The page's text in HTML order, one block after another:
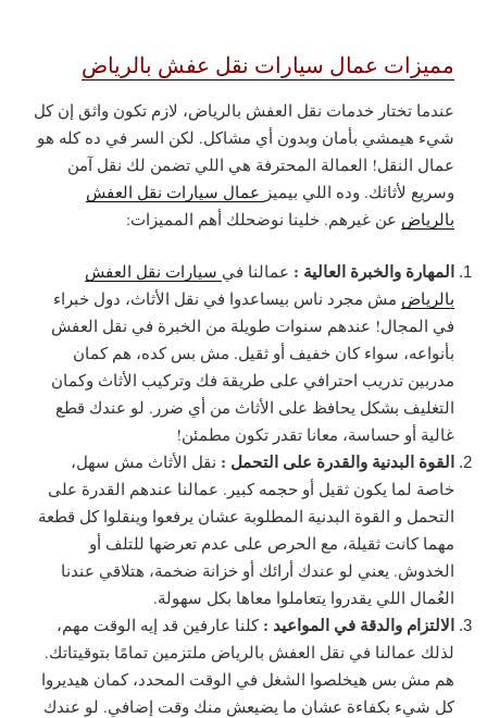
مميزات عمال سيارات نقل عفش بالرياض
عندما تختار خدمات نقل العفش بالرياض، لازم تكون واثق إن كل
شيء هيمشي بأمان وبدون أي مشاكل. لكن السر في ده كله هو
عمال النقل! العمالة المحترفة هي اللي تضمن لك نقل آمن
وسريع لأثاثك. وده اللي بيميز عمال سيارات نقل العفش
بالرياض عن غيرهم. خلينا نوضحلك أهم المميزات:
المهارة والخبرة العالية : عمالنا في سيارات نقل العفش
بالرياض مش مجرد ناس بيساعدوا في نقل الأثاث، دول خبراء
في المجال! عندهم سنوات طويلة من الخبرة في نقل العفش
بأنواعه، سواء كان خفيف أو ثقيل. مش بس كده، هم كمان
مدربين تدريب احترافي على طريقة فك وتركيب الأثاث وكمان
التغليف بشكل يحافظ على الأثاث من أي ضرر. لو عندك قطع
غالية أو حساسة، معانا تقدر تكون مطمئن!
القوة البدنية والقدرة على التحمل : نقل الأثاث مش سهل،
خاصة لما يكون ثقيل أو حجمه كبير. عمالنا عندهم القدرة على
التحمل و القوة البدنية المطلوبة عشان يرفعوا وينقلوا كل قطعة
مهما كانت ثقيلة، مع الحرص على عدم تعرضها للتلف أو
الخدوش. يعني لو عندك أرائك أو خزانة ضخمة، هتلاقي عندنا
العُمال اللي يقدروا يتعاملوا معاها بكل سهولة.
الالتزام والدقة في المواعيد : كلنا عارفين قد إيه الوقت مهم،
لذلك عمالنا في نقل العفش بالرياض ملتزمين تمامًا بتوقيتاتك.
هم مش بس هيخلصوا الشغل في الوقت المحدد، كمان هيديروا
كل شيء بكفاءة عشان ما يضيعش منك وقت إضافي. لو عندك